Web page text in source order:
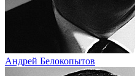
Андрей Белокопытов